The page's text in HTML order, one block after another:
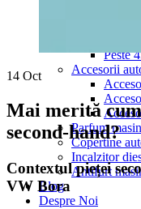
Peste
Accesorii
Parfum
Copertine
Incalzitor
Antifurt
Blog
Despre Noi
14 Oct
Mai merită
second-hand?
Contextul pieței
VW Bora